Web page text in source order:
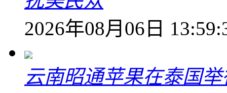
2026年08月06日
云南昭通苹果在泰国